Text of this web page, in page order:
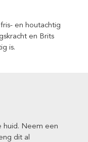
en houtachtig
en Brits
is.
huid. Neem een
dit al